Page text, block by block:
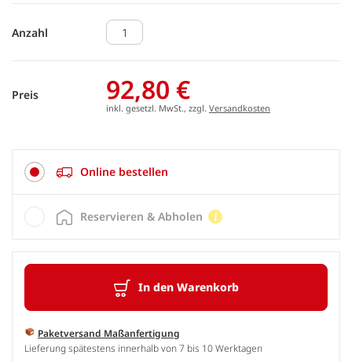
Anzahl
Preis 92,80 €
inkl. gesetzl. MwSt., zzgl. Versandkosten
Online bestellen
In den Warenkorb
Paketversand Maßanfertigung
Lieferung spätestens innerhalb von 7 bis 10 Werktagen
Reservieren & Abholen